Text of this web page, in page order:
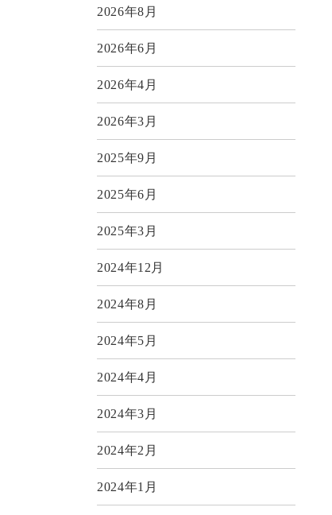
2026年8月
2026年6月
2026年4月
2026年3月
2025年9月
2025年6月
2025年3月
2024年12月
2024年8月
2024年5月
2024年4月
2024年3月
2024年2月
2024年1月